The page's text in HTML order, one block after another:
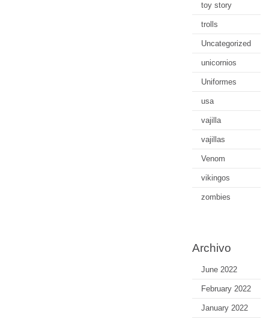
toy story
trolls
Uncategorized
unicornios
Uniformes
usa
vajilla
vajillas
Venom
vikingos
zombies
Archivo
June 2022
February 2022
January 2022